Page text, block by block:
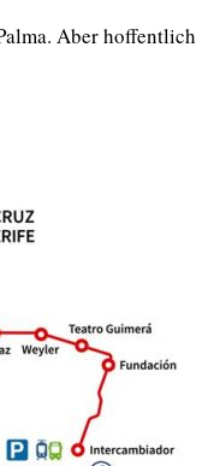
Aber hoffentlich